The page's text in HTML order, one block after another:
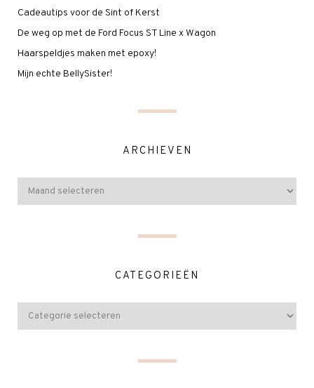
Cadeautips voor de Sint of Kerst
De weg op met de Ford Focus ST Line x Wagon
Haarspeldjes maken met epoxy!
Mijn echte BellySister!
ARCHIEVEN
CATEGORIEËN